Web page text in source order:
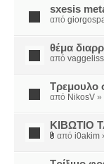
sxesis
από
θέμα
από
Τρεμουλο
από NikosV »
ΚΙΒΩΤΙΟ
από i0akim